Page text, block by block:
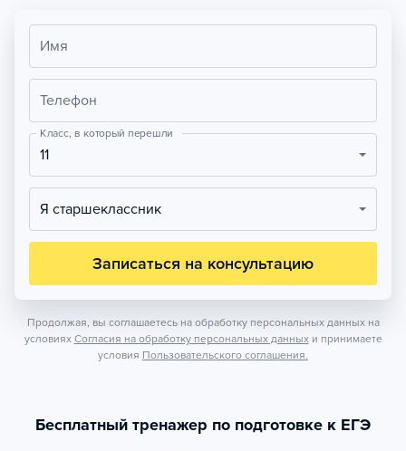
Имя
Телефон
Класс, в который перешли
11
Я старшеклассник
Записаться на консультацию
Продолжая, вы соглашаетесь на обработку персональных данных на
условиях Согласия на обработку персональных данных и принимаете
условия Пользовательского соглашения.
Бесплатный тренажер по подготовке к ЕГЭ